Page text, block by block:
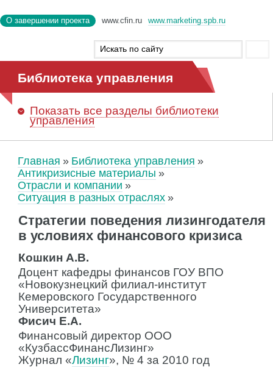
О завершении проекта www.cfin.ru www.marketing.spb.ru
Библиотека управления
Показать все разделы библиотеки
управления
Главная
Библиотека управления
Антикризисные материалы
Отрасли и компании
Ситуация в разных отраслях
Стратегии поведения лизингодателя
в условиях финансового кризиса
Кошкин А.В.
Доцент кафедры финансов ГОУ ВПО
«Новокузнецкий филиал-институт
Кемеровского Государственного
Университета»
Фисич Е.А.
Финансовый директор ООО
«КузбассФинансЛизинг»
Журнал «Лизинг», № 4 за 2010 год